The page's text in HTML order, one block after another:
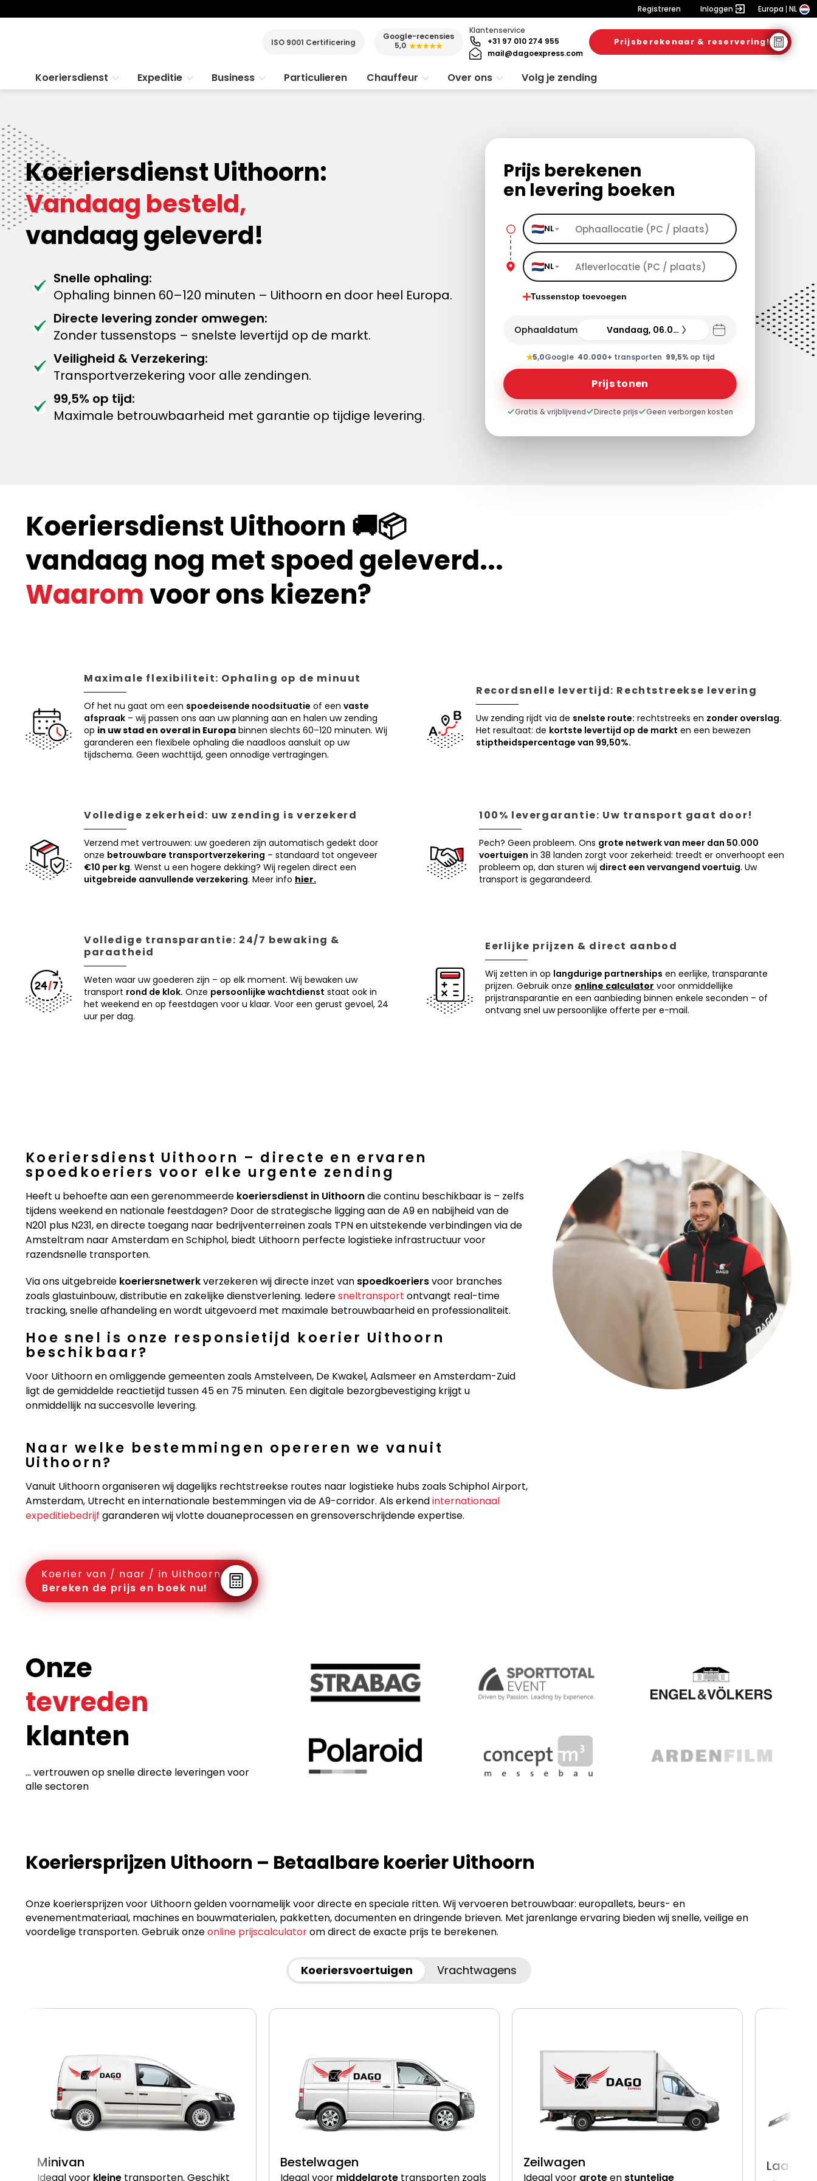
Registreren Inloggen Europa NL
ISO 9001 Certificering
Google-recensies
5,0 ★★★★★
Klantenservice
+31 97 010 274 955
mail@dagoexpress.com
Prijsberekenaar & reservering!
Koeriersdienst Expeditie Business Particulieren Chauffeur Over ons Volg je zending
Koeriersdienst Uithoorn:
Vandaag besteld,
vandaag geleverd!
Snelle ophaling:
Ophaling binnen 60–120 minuten – Uithoorn en door heel Europa.
Directe levering zonder omwegen:
Zonder tussenstops – snelste levertijd op de markt.
Veiligheid & Verzekering:
Transportverzekering voor alle zendingen.
99,5% op tijd:
Maximale betrouwbaarheid met garantie op tijdige levering.
Prijs berekenen
en levering boeken
NL
NL
Tussenstop toevoegen
Ophaaldatum Vandaag, 06.08.26
★5,0Google· 40.000+ transporten· 99,5%op tijd
Prijs tonen
Gratis & vrijblijvend Directe prijs Geen verborgen kosten
Koeriersdienst Uithoorn 🚚📦
vandaag nog met spoed geleverd...
Waaromvoor ons kiezen?
Maximale flexibiliteit: Ophaling op de minuut
Of het nu gaat om een spoedeisende noodsituatie of een vaste
afspraak – wij passen ons aan uw planning aan en halen uw zending
op in uw stad en overal in Europa binnen slechts 60–120 minuten. Wij
garanderen een flexibele ophaling die naadloos aansluit op uw
tijdschema. Geen wachttijd, geen onnodige vertragingen.
Recordsnelle levertijd: Rechtstreekse levering
Uw zending rijdt via de snelste route: rechtstreeks en zonder overslag.
Het resultaat: de kortste levertijd op de markt en een bewezen
stiptheidspercentage van 99,50%.
Volledige zekerheid: uw zending is verzekerd
Verzend met vertrouwen: uw goederen zijn automatisch gedekt door
onze betrouwbare transportverzekering – standaard tot ongeveer
€10 per kg. Wenst u een hogere dekking? Wij regelen direct een
uitgebreide aanvullende verzekering. Meer info hier.
100% levergarantie: Uw transport gaat door!
Pech? Geen probleem. Ons grote netwerk van meer dan 50.000
voertuigen in 38 landen zorgt voor zekerheid: treedt er onverhoopt een
probleem op, dan sturen wij direct een vervangend voertuig. Uw
transport is gegarandeerd.
Volledige transparantie: 24/7 bewaking &
paraatheid
Weten waar uw goederen zijn – op elk moment. Wij bewaken uw
transport rond de klok. Onze persoonlijke wachtdienst staat ook in
het weekend en op feestdagen voor u klaar. Voor een gerust gevoel, 24
uur per dag.
Eerlijke prijzen & direct aanbod
Wij zetten in op langdurige partnerships en eerlijke, transparante
prijzen. Gebruik onze online calculator voor onmiddellijke
prijstransparantie en een aanbieding binnen enkele seconden – of
ontvang snel uw persoonlijke offerte per e-mail.
Koeriersdienst Uithoorn – directe en ervaren
spoedkoeriers voor elke urgente zending
Heeft u behoefte aan een gerenommeerde koeriersdienst in Uithoorndie continu beschikbaar is – zelfs
tijdens weekend en nationale feestdagen? Door de strategische ligging aan de A9 en nabijheid van de
N201 plus N231, en directe toegang naar bedrijventerreinen zoals TPN en uitstekende verbindingen via de
Amsteltram naar Amsterdam en Schiphol, biedt Uithoorn perfecte logistieke infrastructuur voor
razendsnelle transporten.
Via ons uitgebreide koeriersnetwerkverzekeren wij directe inzet van spoedkoeriersvoor branches
zoals glastuinbouw, distributie en zakelijke dienstverlening. Iederesneltransport ontvangt real-time
tracking, snelle afhandeling en wordt uitgevoerd met maximale betrouwbaarheid en professionaliteit.
Hoe snel is onze responsietijd koerier Uithoorn
beschikbaar?
Voor Uithoorn en omliggende gemeenten zoals Amstelveen, De Kwakel, Aalsmeer en Amsterdam-Zuid
ligt de gemiddelde reactietijd tussen 45 en 75 minuten. Een digitale bezorgbevestiging krijgt u
onmiddellijk na succesvolle levering.
Naar welke bestemmingen opereren we vanuit
Uithoorn?
Vanuit Uithoorn organiseren wij dagelijks rechtstreekse routes naar logistieke hubs zoals Schiphol Airport,
Amsterdam, Utrecht en internationale bestemmingen via de A9-corridor. Als erkendinternationaal
expeditiebedrijf garanderen wij vlotte douaneprocessen en grensoverschrijdende expertise.
Koerier van / naar / in Uithoorn
Bereken de prijs en boek nu!
Onze
tevreden
klanten
... vertrouwen op snelle directe leveringen voor
alle sectoren
Koeriersprijzen Uithoorn – Betaalbare koerier Uithoorn
Onze koeriersprijzen voor Uithoorn gelden voornamelijk voor directe en speciale ritten. Wij vervoeren betrouwbaar: europallets, beurs- en
evenementmateriaal, machines en bouwmaterialen, pakketten, documenten en dringende brieven. Met jarenlange ervaring bieden wij snelle, veilige en
voordelige transporten. Gebruik onzeonline prijscalculatorom direct de exacte prijs te berekenen.
Koeriersvoertuigen Vrachtwagens
Minivan
Ideaal voor kleine transporten. Geschikt
Bestelwagen
Ideaal voor middelgrote transporten zoals
Zeilwagen
Ideaal voor groteen stuntelige